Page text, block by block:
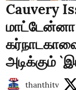
Cauvery
அடிக்கும்
thanthitv